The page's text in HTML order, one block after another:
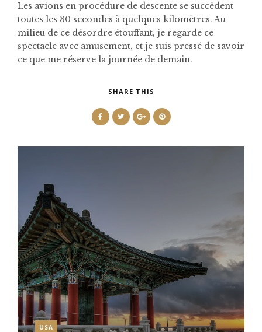
Les avions en procédure de descente se succèdent
toutes les 30 secondes à quelques kilomètres. Au
milieu de ce désordre étouffant, je regarde ce
spectacle avec amusement, et je suis pressé de savoir
ce que me réserve la journée de demain.
SHARE THIS
USA